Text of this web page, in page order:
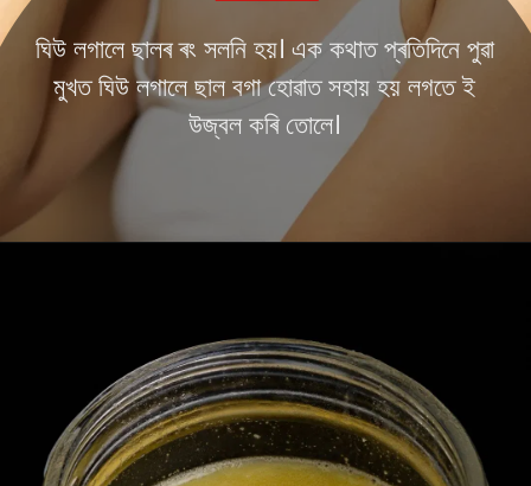
ঘিউ লগালে ছালৰ ৰং সলনি হয়। এক কথাত প্ৰতিদিনে পুৱা
মুখত ঘিউ লগালে ছাল বগা হোৱাত সহায় হয় লগতে ই
উজ্বল কৰি তোলে।